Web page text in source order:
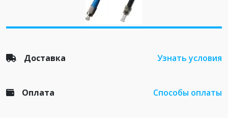
Доставка Узнать условия
Оплата Способы оплаты